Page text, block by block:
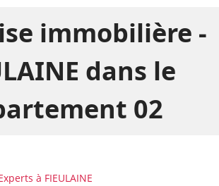
immobilière -
dans le
02
à FIEULAINE